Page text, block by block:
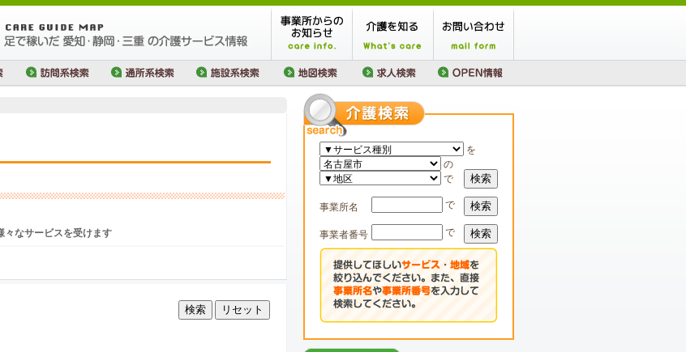
々なサービスを受けます
検索 リセット
を
の
で
検索
事業所名 で 検索
事業者番号 で 検索